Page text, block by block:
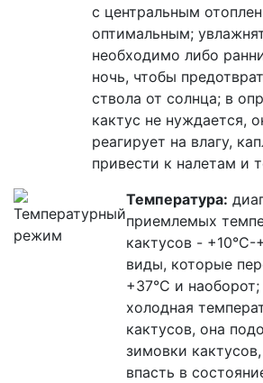
с центральным
оптимальным;
необходимо либо
ночь, чтобы
ствола от солнца; в
кактус не нуждается,
реагирует на влагу,
привести к налетам и
Температура:
приемлемых
кактусов - +10°C-+
виды, которые
+37°C и наоборот;
холодная
кактусов, она
зимовки
впасть в